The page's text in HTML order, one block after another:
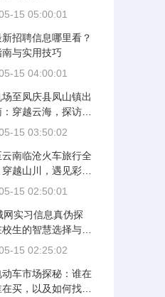
15 05:00:01
招聘信息哪里看？
与实用技巧
15 04:00:01
场至凤庆县凤山镇出
穿越云海，探访秘
15 03:50:02
南临沧火车旅行全
越山川，遇见彩云
15 02:50:01
网实习信息真伪探
生的智慧选择与风
15 02:25:02
动车市场探秘：谁在
买，以及如何找到